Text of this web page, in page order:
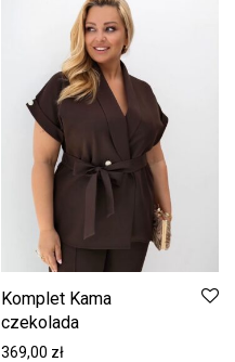
Komplet Kama
czekolada
369,00 zł